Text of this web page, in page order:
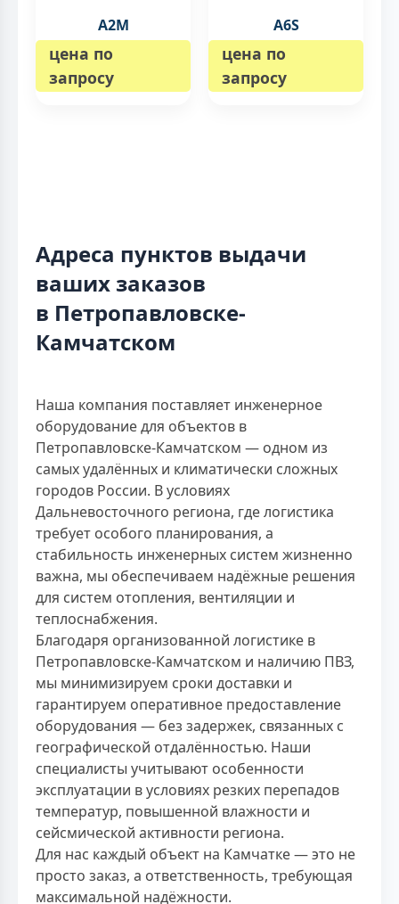
A2M
цена по
запросу
A6S
цена по
запросу
Адреса пунктов выдачи
ваших заказов
в Петропавловске-
Камчатском
Наша компания поставляет инженерное
оборудование для объектов в
Петропавловске-Камчатском — одном из
самых удалённых и климатически сложных
городов России. В условиях
Дальневосточного региона, где логистика
требует особого планирования, а
стабильность инженерных систем жизненно
важна, мы обеспечиваем надёжные решения
для систем отопления, вентиляции и
теплоснабжения.
Благодаря организованной логистике в
Петропавловске-Камчатском и наличию ПВЗ,
мы минимизируем сроки доставки и
гарантируем оперативное предоставление
оборудования — без задержек, связанных с
географической отдалённостью. Наши
специалисты учитывают особенности
эксплуатации в условиях резких перепадов
температур, повышенной влажности и
сейсмической активности региона.
Для нас каждый объект на Камчатке — это не
просто заказ, а ответственность, требующая
максимальной надёжности.